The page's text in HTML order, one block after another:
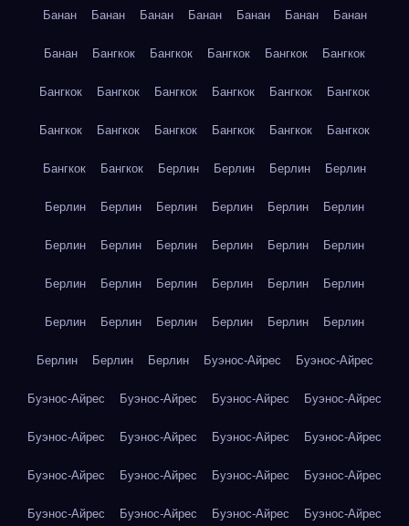
Банан Банан Банан Банан Банан Банан Банан
Банан Бангкок Бангкок Бангкок Бангкок Бангкок
Бангкок Бангкок Бангкок Бангкок Бангкок Бангкок
Бангкок Бангкок Бангкок Бангкок Бангкок Бангкок
Бангкок Бангкок Берлин Берлин Берлин Берлин
Берлин Берлин Берлин Берлин Берлин Берлин
Берлин Берлин Берлин Берлин Берлин Берлин
Берлин Берлин Берлин Берлин Берлин Берлин
Берлин Берлин Берлин Берлин Берлин Берлин
Берлин Берлин Берлин Буэнос-Айрес Буэнос-Айрес
Буэнос-Айрес Буэнос-Айрес Буэнос-Айрес Буэнос-Айрес
Буэнос-Айрес Буэнос-Айрес Буэнос-Айрес Буэнос-Айрес
Буэнос-Айрес Буэнос-Айрес Буэнос-Айрес Буэнос-Айрес
Буэнос-Айрес Буэнос-Айрес Буэнос-Айрес Буэнос-Айрес